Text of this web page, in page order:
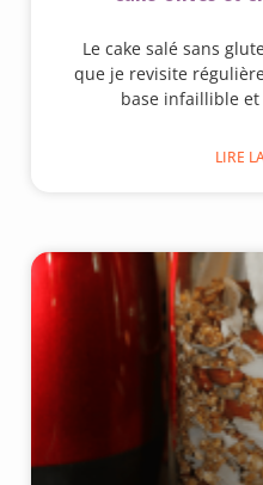
Le cake salé sans
que je revisite
base infaillible
LIRE